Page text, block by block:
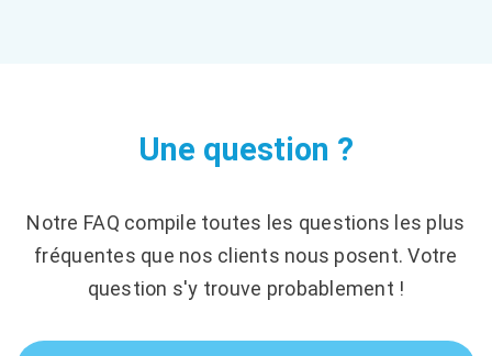
Une question ?
Notre FAQ compile toutes les questions les plus
fréquentes que nos clients nous posent. Votre
question s'y trouve probablement !